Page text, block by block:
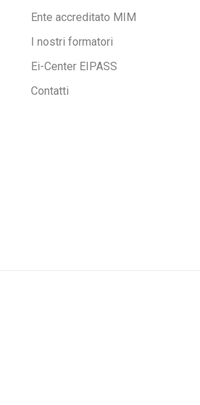
Ente accreditato MIM
I nostri formatori
Ei-Center EIPASS
Contatti